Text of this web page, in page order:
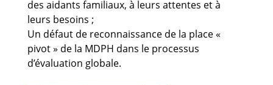
des aidants familiaux, à leurs attentes et à
leurs besoins ;
Un défaut de reconnaissance de la place «
pivot » de la MDPH dans le processus
d’évaluation globale.